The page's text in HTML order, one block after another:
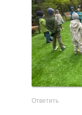
Ответить